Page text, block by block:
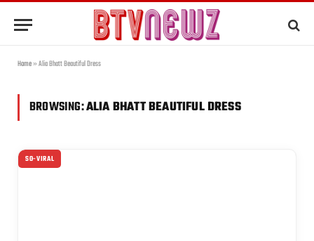
Home»Alia Bhatt Beautiful Dress
BROWSING:ALIA BHATT BEAUTIFUL DRESS
SO-VIRAL